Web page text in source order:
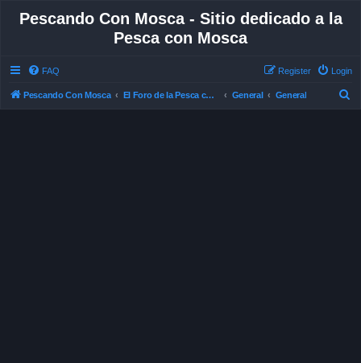
Pescando Con Mosca - Sitio dedicado a la
Pesca con Mosca
FAQ Login
Register
Pescando Con Mosca El Foro de la Pesca con Mosca en Chile General General